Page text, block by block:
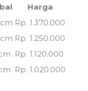
Harga
Rp. 1.370.000
Rp. 1.250.000
Rp. 1.120.000
Rp. 1.020.000